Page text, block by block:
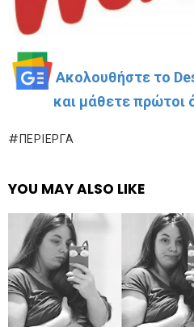
Ακολουθήστε το
και μάθετε πρώτοι
ΠΕΡΊΕΡΓΑ
YOU MAY ALSO LIKE